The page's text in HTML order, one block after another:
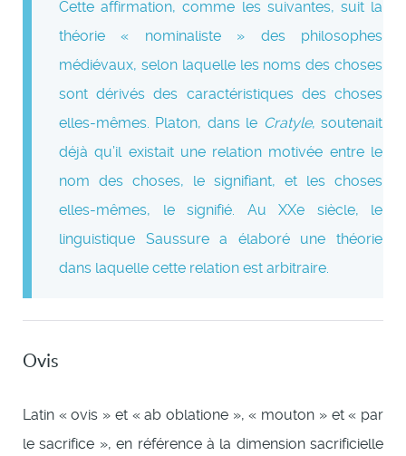
Cette affirmation, comme les suivantes, suit la
théorie « nominaliste » des philosophes
médiévaux, selon laquelle les noms des choses
sont dérivés des caractéristiques des choses
elles-mêmes. Platon, dans le Cratyle, soutenait
déjà qu’il existait une relation motivée entre le
nom des choses, le signifiant, et les choses
elles-mêmes, le signifié. Au XXe siècle, le
linguistique Saussure a élaboré une théorie
dans laquelle cette relation est arbitraire.
Ovis
Latin « ovis » et « ab oblatione », « mouton » et « par
le sacrifice », en référence à la dimension sacrificielle